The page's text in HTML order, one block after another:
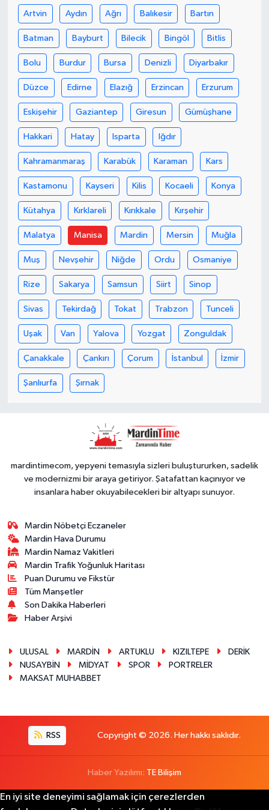
Artvin Aydın Ağrı Balıkesir Bartın
Batman Bayburt Bilecik Bingöl Bitlis
Bolu Burdur Bursa Denizli Diyarbakır
Düzce Edirne Elazığ Erzincan Erzurum
Eskişehir Gaziantep Giresun Gümüşhane
Hakkari Hatay Isparta Iğdır
Kahramanmaraş Karabük Karaman Kars
Kastamonu Kayseri Kilis Kocaeli Konya
Kütahya Kırklareli Kırıkkale Kırşehir
Malatya Manisa Mardin Mersin Muğla
Muş Nevşehir Niğde Ordu Osmaniye
Rize Sakarya Samsun Siirt Sinop
Sivas Tekirdağ Tokat Trabzon Tunceli
Uşak Van Yalova Yozgat Zonguldak
Çanakkale Çankırı Çorum İstanbul İzmir
Şanlıurfa Şırnak
mardintimecom, yepyeni temasıyla sizleri buluştururken, sadelik
ve modernizmi bir araya getiriyor. Şatafattan kaçınıyor ve
insanlara haber okuyabilecekleri bir altyapı sunuyor.
Mardin Nöbetçi Eczaneler
Mardin Hava Durumu
Mardin Namaz Vakitleri
Mardin Trafik Yoğunluk Haritası
Puan Durumu ve Fikstür
Tüm Manşetler
Son Dakika Haberleri
Haber Arşivi
ULUSAL MARDİN ARTUKLU KIZILTEPE
DERİK
NUSAYBİN
MİDYAT SPOR
PORTRELER
MAKSAT MUHABBET
RSS Copyright © 2026. Her hakkı saklıdır.
Haber Yazılımı: TE Bilişim
En iyi site deneyimi sağlamak için çerezlerden